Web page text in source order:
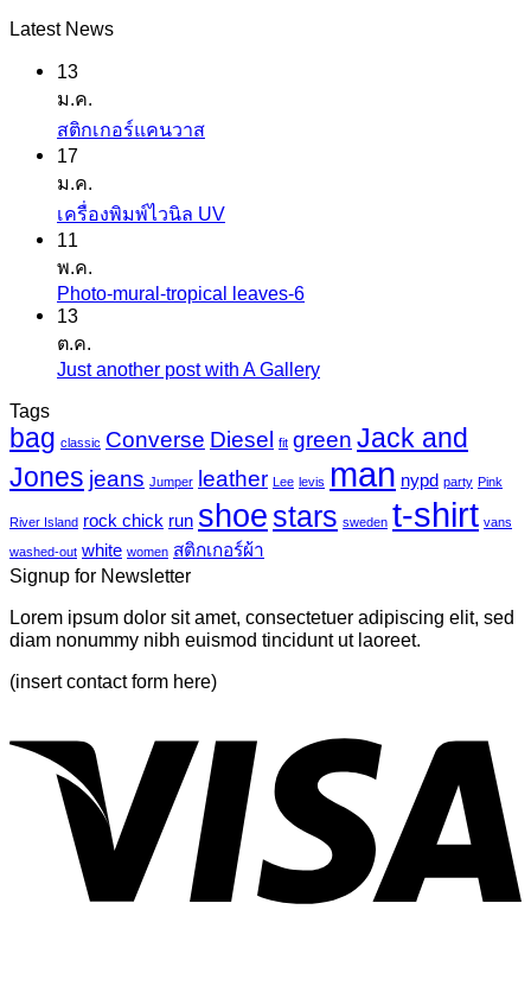
Latest News
13
ม.ค.
สติกเกอร์แคนวาสไม่มี
บน
นวาส
17
ม.ค.
เครื่องพิมพ์ไวนิล UVไม่มี
บน
ไว
11
พ.ค.
Photo-mural-tropical leaves-6ไม่มี
mural-
tropical
leaves-
13
ต.ค.
Just another post with A Galleryไม่มี
เห็น
บน
Just
another
post
Tags
bag classic Converse Diesel fit green Jack and
Jones jeans Jumper leather Lee levis man nypd party Pink
River Island rock chick run shoe stars sweden t-shirt vans
washed-out white women สติกเกอร์ผ้า
Signup for Newsletter
Lorem ipsum dolor sit amet, consectetuer adipiscing elit, sed
diam nonummy nibh euismod tincidunt ut laoreet.
(insert contact form here)